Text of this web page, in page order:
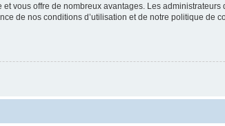
vous offre de nombreux avantages. Les
de nos conditions d’utilisation et de notre politique de